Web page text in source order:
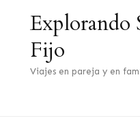
Explorando
Fijo
Viajes en pareja y en